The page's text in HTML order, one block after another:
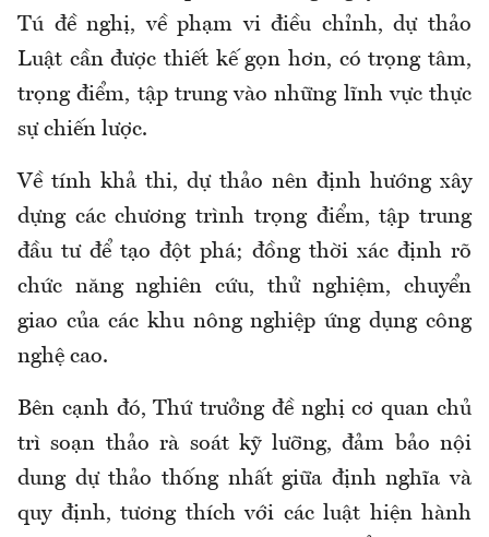
Tú đề nghị, về phạm vi điều chỉnh, dự thảo
Luật cần được thiết kế gọn hơn, có trọng tâm,
trọng điểm, tập trung vào những lĩnh vực thực
sự chiến lược.
Về tính khả thi, dự thảo nên định hướng xây
dựng các chương trình trọng điểm, tập trung
đầu tư để tạo đột phá; đồng thời xác định rõ
chức năng nghiên cứu, thử nghiệm, chuyển
giao của các khu nông nghiệp ứng dụng công
nghệ cao.
Bên cạnh đó, Thứ trưởng đề nghị cơ quan chủ
trì soạn thảo rà soát kỹ lưỡng, đảm bảo nội
dung dự thảo thống nhất giữa định nghĩa và
quy định, tương thích với các luật hiện hành